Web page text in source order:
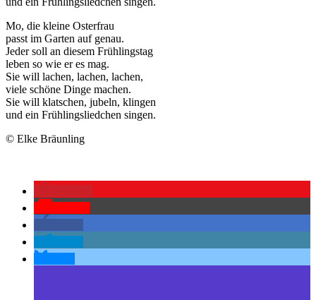
Mo, die kleine Osterfrau
passt im Garten auf genau.
Jeder soll an diesem Frühlingstag
leben so wie er es mag.
Sie will lachen, lachen, lachen,
viele schöne Dinge machen.
Sie will klatschen, jubeln, klingen
und ein Frühlingsliedchen singen.
© Elke Bräunling